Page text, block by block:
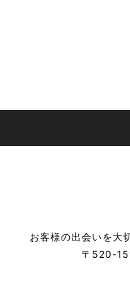
お客様の出会いを大
〒520-